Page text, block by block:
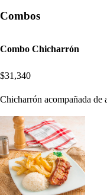
Combos
Combo Chicharrón
$31,340
Chicharrón acompañada de